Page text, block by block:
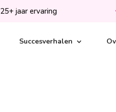
25+ jaar ervaring
Succesverhalen